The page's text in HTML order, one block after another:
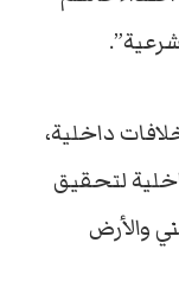
داخلية،
لتحقيق
والأرض